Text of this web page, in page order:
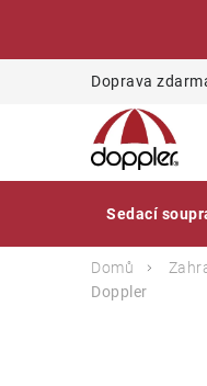
Doprava
Sedací
Domů
Doppler